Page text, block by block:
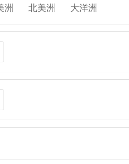
洲 北美洲 大洋洲